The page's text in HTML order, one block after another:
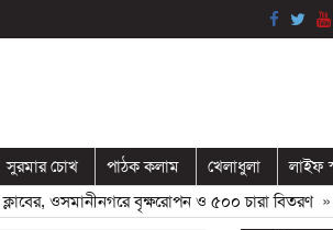
সুরমার চোখ পাঠক কলাম খেলাধুলা লাইফ
ওসমানীনগরে বৃক্ষরোপন ও ৫০০ চারা বিতরণ» «